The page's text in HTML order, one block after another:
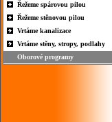
Řežeme spárovou pilou
Řežeme stěnovou pilou
Vrtáme kanalizace
Vrtáme stěny, stropy, podlahy
Oborové programy